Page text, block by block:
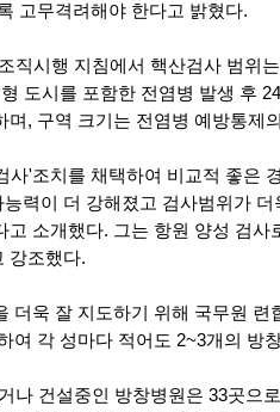
고무격려해야 한다고 밝혔다.
직시행 지침에서 핵산검사 범위
도시를 포함한 전염병 발생 후
며, 구역 크기는 전염병 예방통제
사'조치를 채택하여 비교적 좋은
력이 더 강해졌고 검사범위가
고 소개했다. 그는 항원 양성 검사
강조했다.
더욱 잘 지도하기 위해 국무원
여 각 성마다 적어도 2~3개의 방
나 건설중인 방창병원은 33곳으